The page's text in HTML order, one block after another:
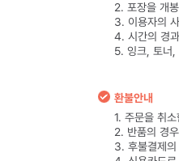
2. 포장을 개
3. 이용자의
4. 시간의 경
5. 잉크, 토너,
환불안내
1. 주문을 취
2. 반품의 경
3. 후불결제